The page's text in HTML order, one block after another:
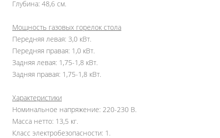
Глубина: 48,6 см.
Мощность газовых горелок стола
Передняя левая: 3,0 кВт.
Передняя правая: 1,0 кВт.
Задняя левая: 1,75-1,8 кВт.
Задняя правая: 1,75-1,8 кВт.
Характеристики
Номинальное напряжение: 220-230 В.
Масса нетто: 13,5 кг.
Класс электробезопасности: 1.